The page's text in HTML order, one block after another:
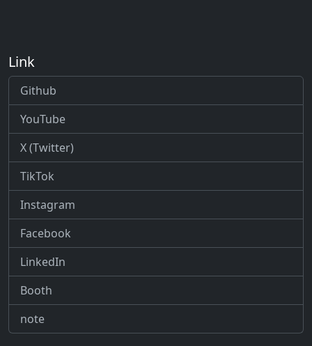
Link
Github
YouTube
X (Twitter)
TikTok
Instagram
Facebook
LinkedIn
Booth
note